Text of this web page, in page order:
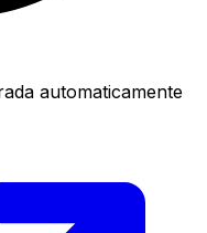
automaticamente